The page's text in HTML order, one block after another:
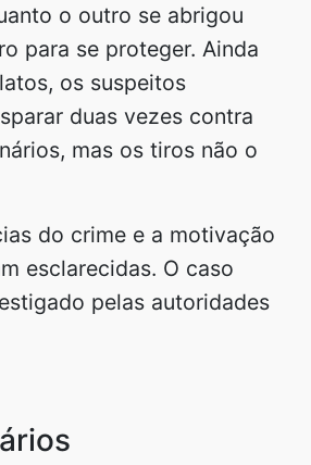
o outro se abrigou
para se proteger. Ainda
os suspeitos
duas vezes contra
mas os tiros não o
do crime e a motivação
esclarecidas. O caso
pelas autoridades